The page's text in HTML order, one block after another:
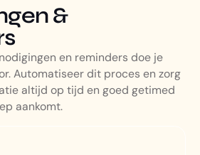
&
en reminders doe je
Automatiseer dit proces en zorg
altijd op tijd en goed getimed
aankomt.